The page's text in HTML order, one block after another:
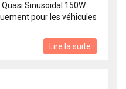
Sinusoidal 150W
pour les véhicules
Lire la suite